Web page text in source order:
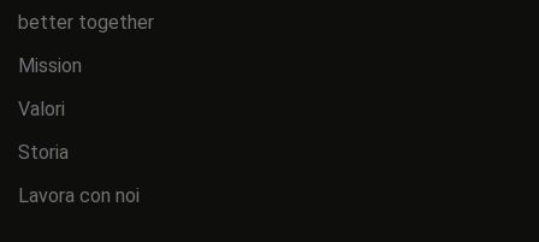
better together
Mission
Valori
Storia
Lavora con noi